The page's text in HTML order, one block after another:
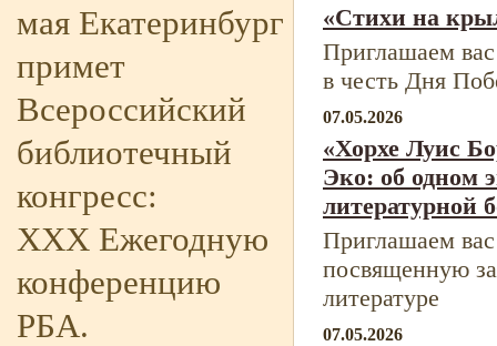
мая Екатеринбург
примет
Всероссийский
библиотечный
конгресс:
XXX Ежегодную
конференцию
РБА.
«Стихи на
Приглашаем
в честь Дня
07.05.2026
«Хорхе Луис
Эко: об одном
литературной
Приглашаем вас
посвященную
литературе
07.05.2026